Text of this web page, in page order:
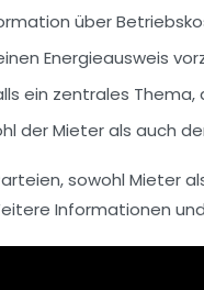
über
Energieausweis
ein zentrales
der Mieter als auch
sowohl Mieter
Informationen